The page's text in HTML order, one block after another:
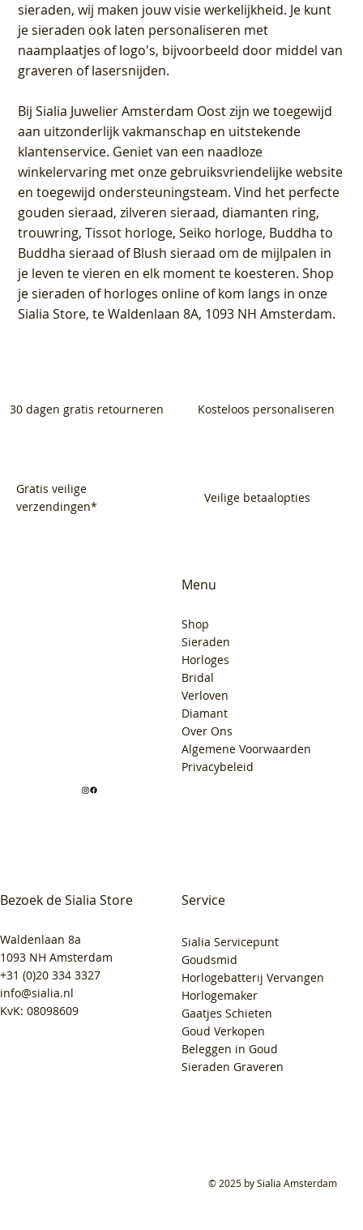
sieraden, wij maken jouw visie werkelijkheid. Je kunt
je sieraden ook laten personaliseren met
naamplaatjes of logo's, bijvoorbeeld door middel van
graveren of lasersnijden.
BijSialia Juwelier Amsterdam Oostzijn we toegewijd
aan uitzonderlijk vakmanschap en uitstekende
klantenservice. Geniet van een naadloze
winkelervaring met onze gebruiksvriendelijke website
en toegewijd ondersteuningsteam. Vind het perfecte
gouden sieraad, zilveren sieraad, diamanten ring,
trouwring, Tissot horloge, Seiko horloge, Buddha to
Buddha sieraad of Blush sieraad om de mijlpalen in
je leven te vieren en elk moment te koesteren. Shop
je sieraden of horloges online of kom langs in onze
Sialia Store, te Waldenlaan 8A, 1093 NH Amsterdam.
30 dagen gratis retourneren Kosteloos personaliseren
Gratis veilige
verzendingen*
Veilige betaalopties
Bezoek de Sialia Store
Waldenlaan 8a
1093 NH Amsterdam
+31 (0)20 334 3327
info@sialia.nl
KvK: 08098609
Menu
Shop
Sieraden
Horloges
Bridal
Verloven
Diamant
Over Ons
Algemene Voorwaarden
Privacybeleid
Service
Sialia Servicepunt
Goudsmid
Horlogebatterij Vervangen
Horlogemaker
Gaatjes Schieten
Goud Verkopen
Beleggen in Goud
Sieraden Graveren
© 2025 by Sialia Amsterdam